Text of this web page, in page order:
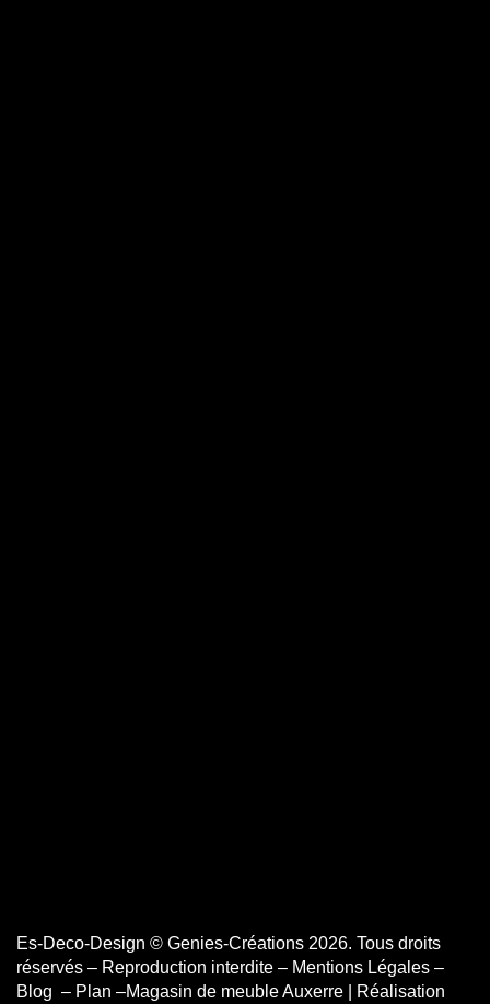
Es-Deco-Design © Genies-Créations 2026. Tous droits
réservés – Reproduction interdite – Mentions Légales –
Blog – Plan –Magasin de meuble Auxerre | Réalisation